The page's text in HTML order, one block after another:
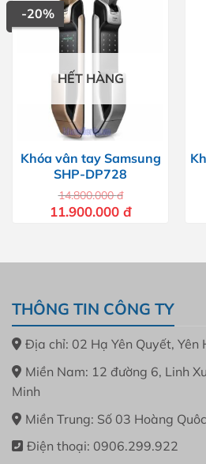
-20%
HẾT HÀNG
Khóa vân tay Samsung
SHP-DP728
14.800.000đ
Giá
gốc
11.900.000 đGiá
hiện
THÔNG TIN CÔNG TY
Địa chỉ: 02 Hạ Yên Quyết, Yên
Miền Nam: 12 đường 6, Linh
Minh
Miền Trung: Số 03 Hoàng
Điện thoại: 0906.299.922